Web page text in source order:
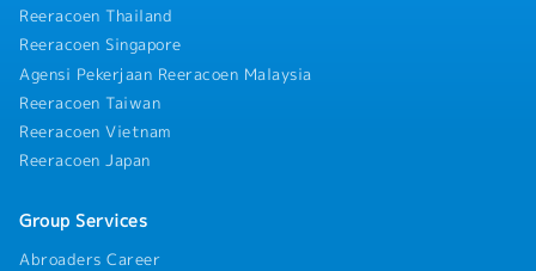
Reeracoen Thailand
Reeracoen Singapore
Agensi Pekerjaan Reeracoen Malaysia
Reeracoen Taiwan
Reeracoen Vietnam
Reeracoen Japan
Group Services
Abroaders Career